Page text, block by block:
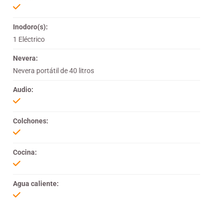
Inodoro(s):
1 Eléctrico
Nevera:
Nevera portátil de 40 litros
Audio:
Colchones:
Cocina:
Agua caliente: